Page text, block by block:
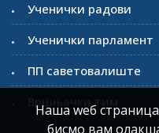
Ученички радови
Ученички парламент
ПП саветовалиште
Вршњачки тим
Наша wеб
бисмо вам